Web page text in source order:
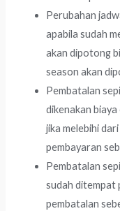
Perubahan
apabila sudah
akan dipotong
season akan
Pembatalan
dikenakan
jika melebihi
pembayaran
Pembatalan
sudah ditempat
pembatalan